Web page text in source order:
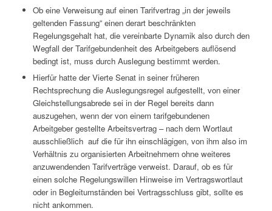
Ob eine Verweisung auf einen Tarifvertrag „in der jeweils
geltenden Fassung“ einen derart beschränkten
Regelungsgehalt hat, die vereinbarte Dynamik also durch den
Wegfall der Tarifgebundenheit des Arbeitgebers auflösend
bedingt ist, muss durch Auslegung bestimmt werden.
Hierfür hatte der Vierte Senat in seiner früheren
Rechtsprechung die Auslegungsregel aufgestellt, von einer
Gleichstellungsabrede sei in der Regel bereits dann
auszugehen, wenn der von einem tarifgebundenen
Arbeitgeber gestellte Arbeitsvertrag – nach dem Wortlaut
ausschließlich  auf die für ihn einschlägigen, von ihm also im
Verhältnis zu organisierten Arbeitnehmern ohne weiteres
anzuwendenden Tarifverträge verweist. Darauf, ob es für
einen solche Regelungswillen Hinweise im Vertragswortlaut
oder in Begleitumständen bei Vertragsschluss gibt, sollte es
nicht ankommen.